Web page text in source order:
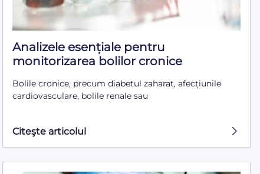
Analizele esențiale pentru
monitorizarea bolilor cronice
Bolile cronice, precum diabetul zaharat, afecțiunile
cardiovasculare, bolile renale sau
Citeşte articolul